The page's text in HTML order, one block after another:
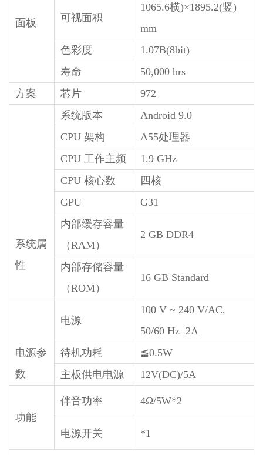
面板 可视面积
1065.6横)×1895.2(竖)
mm
色彩度
1.07B(8bit)
寿命
50,000 hrs
方案
芯片 972
系统属
性
系统版本
Android 9.0
CPU 架构
A55处理器
CPU 工作主频
1.9 GHz
CPU 核心数
四核
GPU
G31
内部缓存容量
（RAM）
2 GB DDR4
内部存储容量
（ROM）
16 GB Standard
电源参
数
电源
100 V ~ 240 V/AC,
50/60 Hz 2A
待机功耗
≦0.5W
主板供电电源
12V(DC)/5A
功能
伴音功率 4Ω/5W*2
电源开关 *1